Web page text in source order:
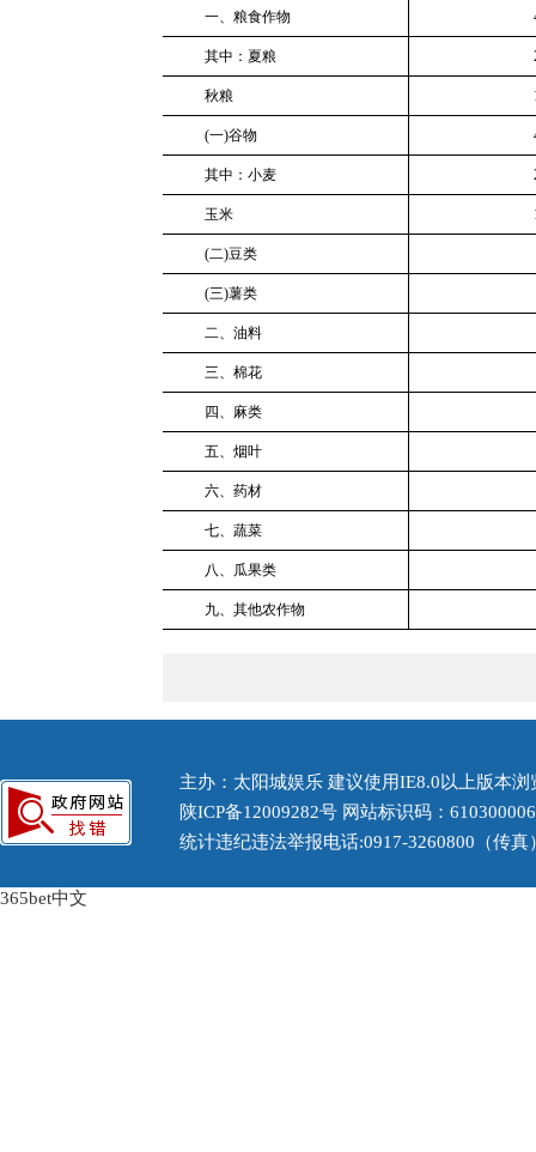
一、粮食作物
其中：夏粮
秋粮
(一)谷物
其中：小麦
玉米
(二)豆类
(三)薯类
二、油料
三、棉花
四、麻类
五、烟叶
六、药材
七、蔬菜
八、瓜果类
九、其他农作物
主办：太阳城娱乐 建议使用IE8.0以上版本
陕ICP备12009282号 网站标识码：
统计违纪违法举报电话:0917-3260800（传真
365bet中文